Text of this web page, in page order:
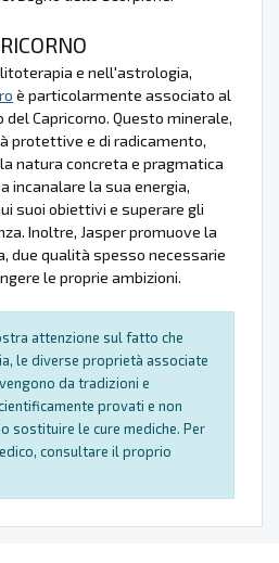
e nell'astrologia,
è particolarmente associato al
del Capricorno. Questo minerale,
protettive e di radicamento,
natura concreta e pragmatica
incanalare la sua energia,
suoi obiettivi e superare gli
Inoltre, Jasper promuove la
due qualità spesso necessarie
le proprie ambizioni.
attenzione sul fatto che
le diverse proprietà associate
da tradizioni e
provati e non
sostituire le cure mediche. Per
consultare il proprio